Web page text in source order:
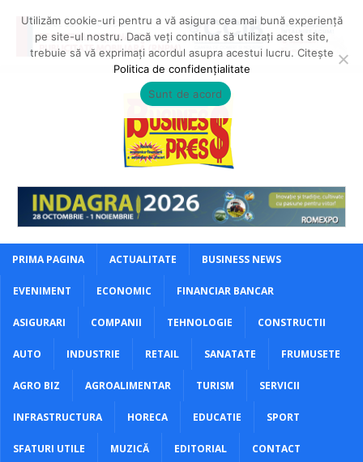
PRIMA PAGINA ACTUALITATE BUSINESS NEWS
EVENIMENT ECONOMIC FINANCIAR BANCAR
ASIGURARI COMPANII TEHNOLOGIE CONSTRUCTII
AUTO INDUSTRIE RETAIL SANATATE FRUMUSETE
AGRO BIZ AGROALIMENTAR TURISM SERVICII
INFRASTRUCTURA HORECA EDUCATIE SPORT
SFATURI UTILE MUZICĂ EDITORIAL CONTACT
Utilizăm cookie-uri pentru a vă asigura cea mai bună experiență
pe site-ul nostru. Dacă veți continua să utilizați acest site,
trebuie să vă exprimați acordul asupra acestui lucru. Citește
Politica de confidențialitate
Sunt de acord